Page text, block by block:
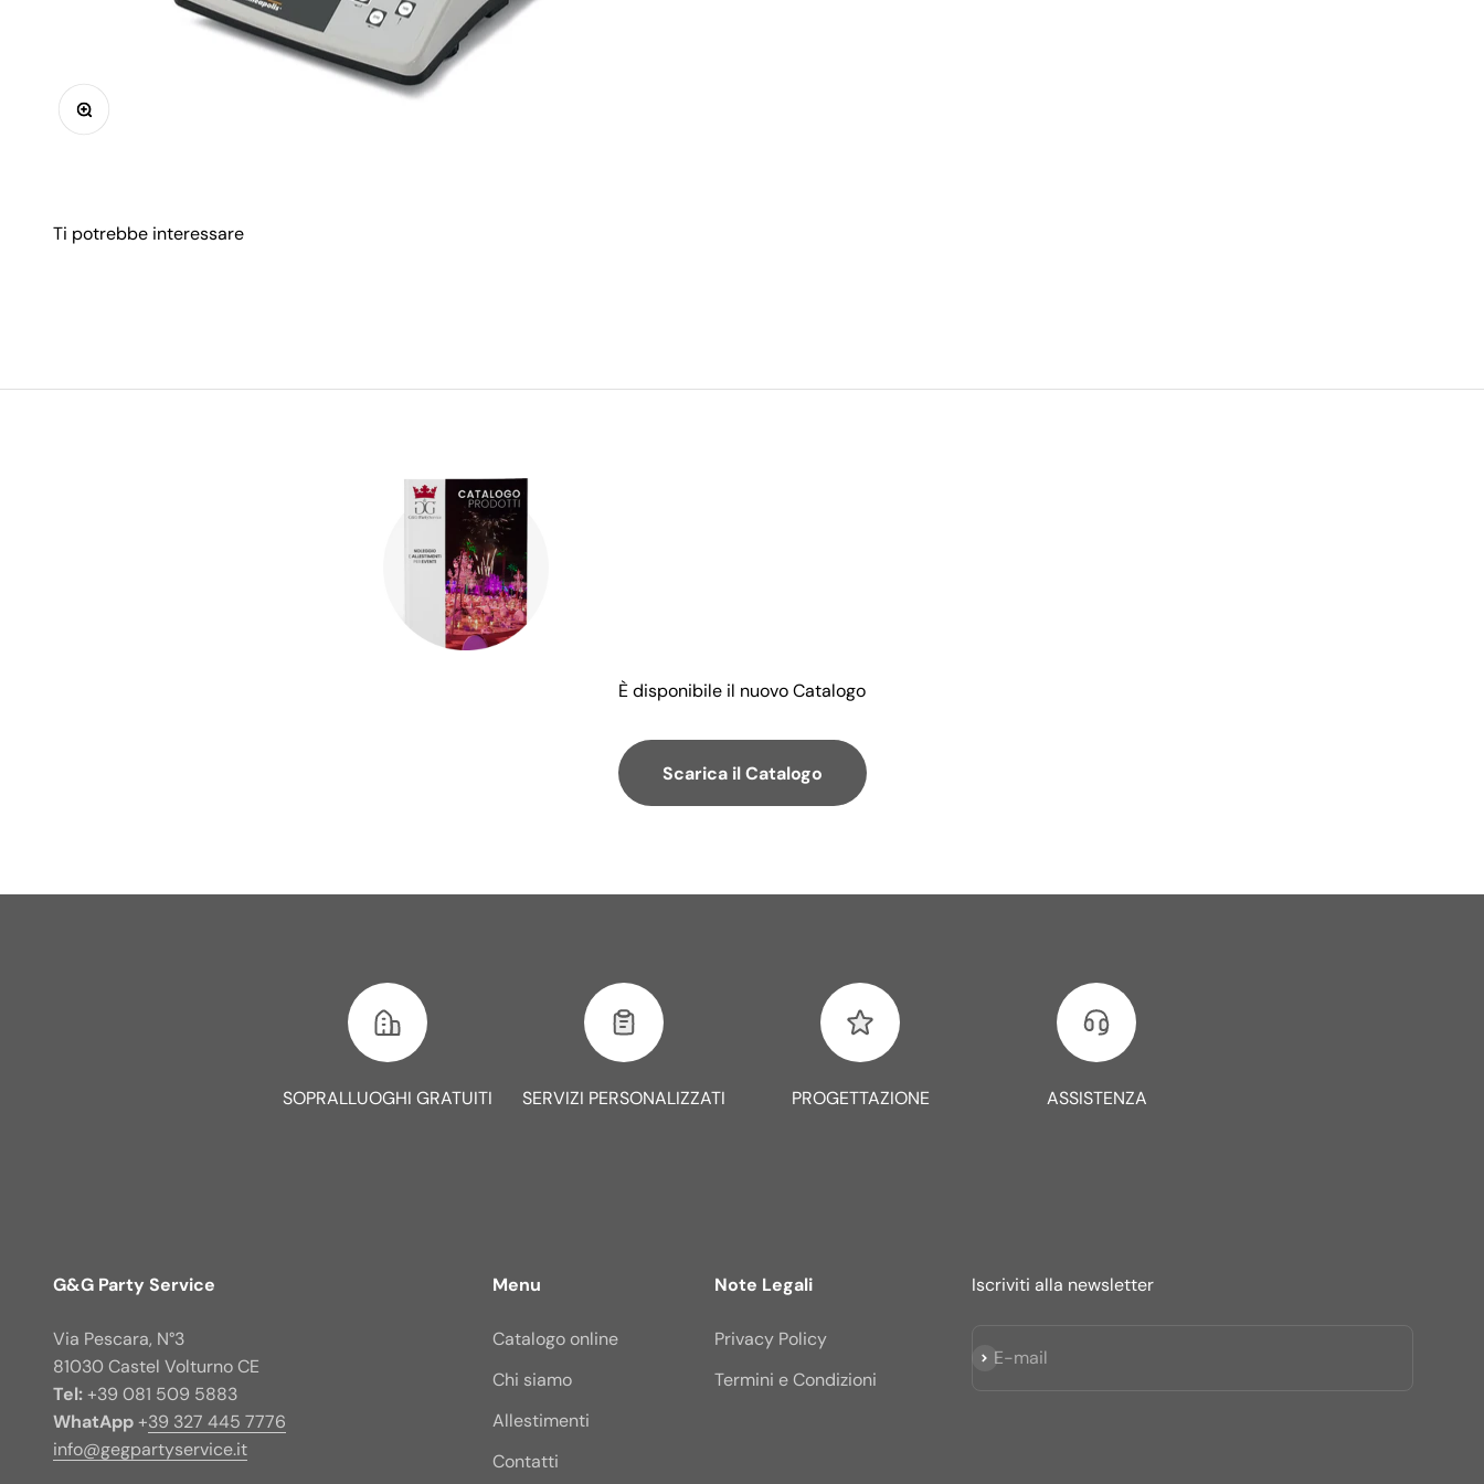
Ingrandisci immagine
È disponibile il nuovo Catalogo
Scarica il Catalogo
SOPRALLUOGHI GRATUITI SERVIZI PERSONALIZZATI PROGETTAZIONE ASSISTENZA
G&G Party Service
Via Pescara, N°3
81030 Castel Volturno CE
Tel:+39 081 509 5883
WhatApp+39 327 445 7776
info@gegpartyservice.it
Menu
Catalogo online
Chi siamo
Allestimenti
Contatti
Note Legali
Privacy Policy
Termini e Condizioni
Iscriviti alla newsletter
E-mail
Iscriviti alla newsletter